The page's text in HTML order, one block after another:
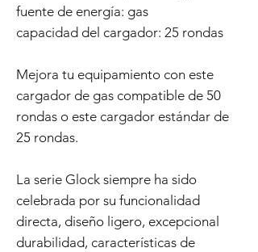
fuente de energía: gas
capacidad del cargador: 25 rondas
Mejora tu equipamiento con este
cargador de gas compatible de 50
rondas o este cargador estándar de
25 rondas.
La serie Glock siempre ha sido
celebrada por su funcionalidad
directa, diseño ligero, excepcional
durabilidad, características de